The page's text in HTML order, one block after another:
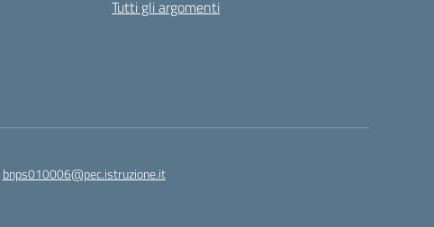
Tutti gli argomenti
bnps010006@pec.istruzione.it